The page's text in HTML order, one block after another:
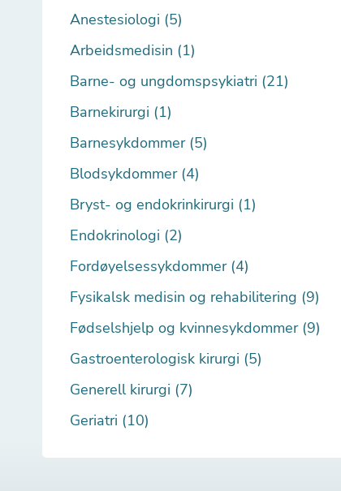
Anestesiologi (5)
Arbeidsmedisin (1)
Barne- og ungdomspsykiatri (21)
Barnekirurgi (1)
Barnesykdommer (5)
Blodsykdommer (4)
Bryst- og endokrinkirurgi (1)
Endokrinologi (2)
Fordøyelsessykdommer (4)
Fysikalsk medisin og rehabilitering (9)
Fødselshjelp og kvinnesykdommer (9)
Gastroenterologisk kirurgi (5)
Generell kirurgi (7)
Geriatri (10)